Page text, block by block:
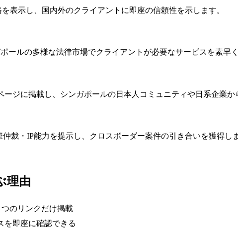
を表示し、国内外のクライアントに即座の信頼性を示します。
ルの多様な法律市場でクライアントが必要なサービスを素早
ジに掲載し、シンガポールの日本人コミュニティや日系企業か
裁・IP能力を提示し、クロスボーダー案件の引き合いを獲得しま
理由
のリンクだけ掲載
を即座に確認できる